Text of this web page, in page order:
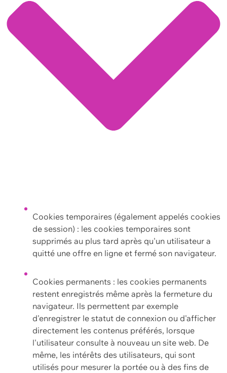
Cookies temporaires (également appelés cookies
de session) : les cookies temporaires sont
supprimés au plus tard après qu'un utilisateur a
quitté une offre en ligne et fermé son navigateur.
Cookies permanents : les cookies permanents
restent enregistrés même après la fermeture du
navigateur. Ils permettent par exemple
d'enregistrer le statut de connexion ou d'afficher
directement les contenus préférés, lorsque
l'utilisateur consulte à nouveau un site web. De
même, les intérêts des utilisateurs, qui sont
utilisés pour mesurer la portée ou à des fins de